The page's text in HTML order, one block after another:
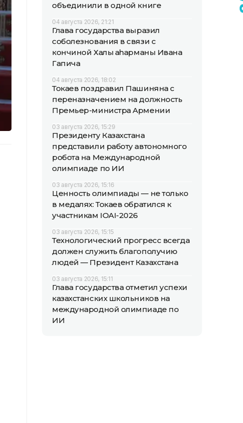
объединили в одной книге
04 августа 2026, 21:21
Глава государства выразил
соболезнования в связи с
кончиной Халық қаһарманы Ивана
Гапича
04 августа 2026, 18:02
Токаев поздравил Пашиняна с
переназначением на должность
Премьер-министра Армении
03 августа 2026, 15:29
Президенту Казахстана
представили работу автономного
робота на Международной
олимпиаде по ИИ
03 августа 2026, 15:16
Ценность олимпиады — не только
в медалях: Токаев обратился к
участникам IOAI-2026
03 августа 2026, 15:15
Технологический прогресс всегда
должен служить благополучию
людей — Президент Казахстана
03 августа 2026, 15:11
Глава государства отметил успехи
казахстанских школьников на
международной олимпиаде по
ИИ